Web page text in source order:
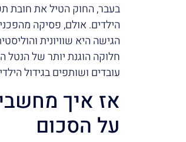
הגישה היא שוויונית
חלוקה הוגנת יותר של
עובדים ושותפים בגידול
אז איך
על הסכום